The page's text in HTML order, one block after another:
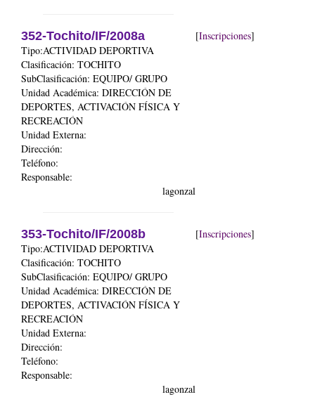
352-Tochito/IF/2008a
Tipo:ACTIVIDAD DEPORTIVA
Clasificación: TOCHITO
SubClasificación: EQUIPO/ GRUPO
Unidad Académica: DIRECCIÓN DE
DEPORTES, ACTIVACIÓN FÍSICA Y
RECREACIÓN
Unidad Externa:
Dirección:
Teléfono:
Responsable:
lagonzal
[Inscripciones]
353-Tochito/IF/2008b
Tipo:ACTIVIDAD DEPORTIVA
Clasificación: TOCHITO
SubClasificación: EQUIPO/ GRUPO
Unidad Académica: DIRECCIÓN DE
DEPORTES, ACTIVACIÓN FÍSICA Y
RECREACIÓN
Unidad Externa:
Dirección:
Teléfono:
Responsable:
lagonzal
[Inscripciones]